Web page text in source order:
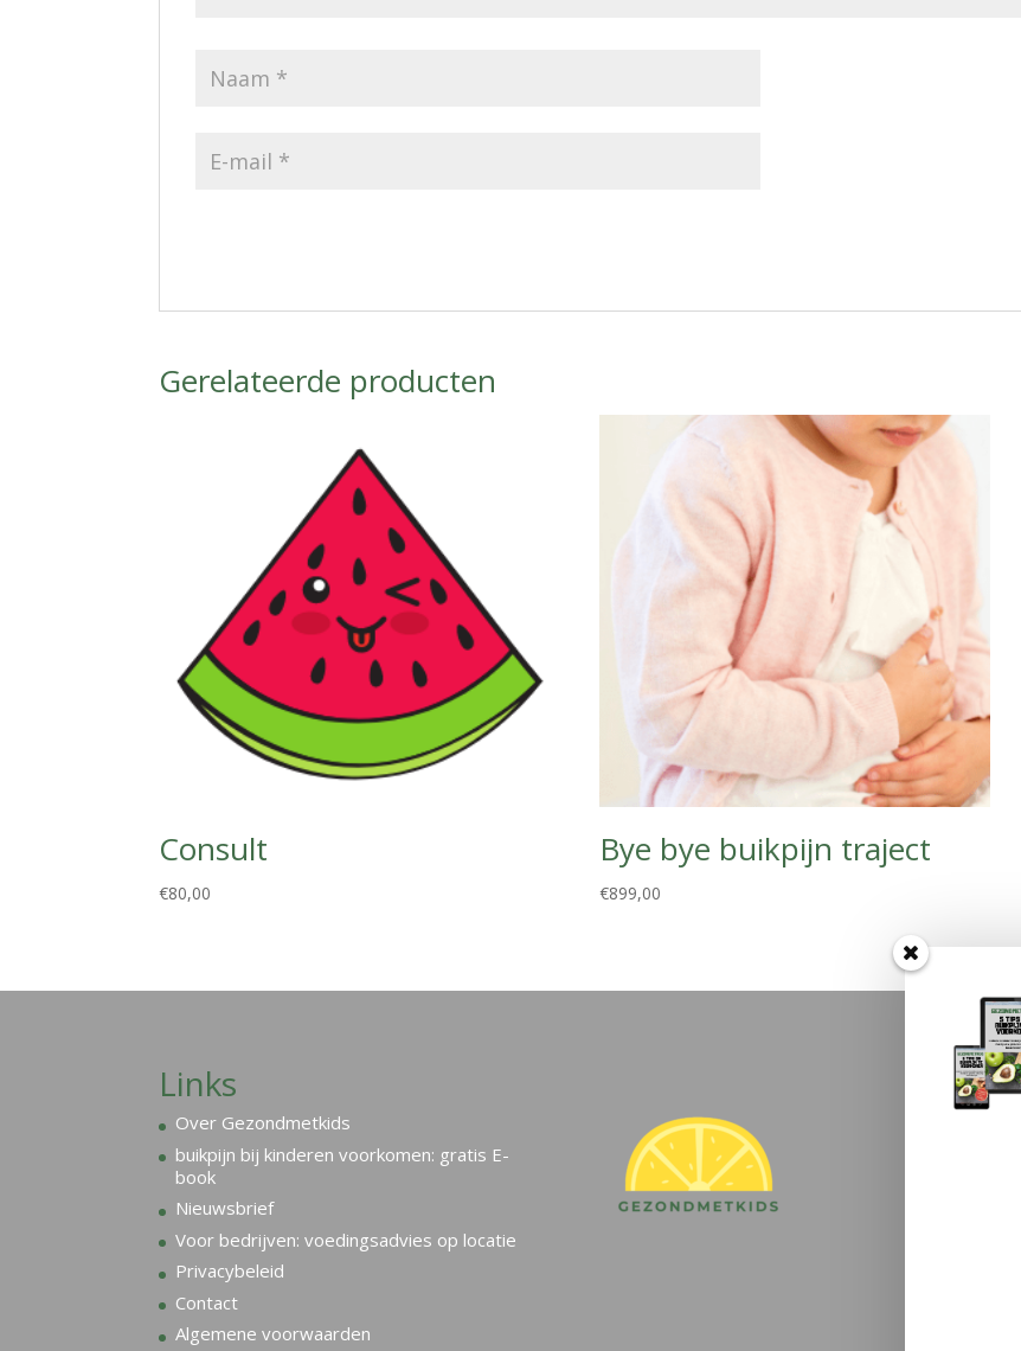
Gerelateerde producten
Consult
€80,00
Bye bye buikpijn traject
€899,00
Links
Over Gezondmetkids
buikpijn bij kinderen voorkomen: gratis E-
book
Nieuwsbrief
Voor bedrijven: voedingsadvies op locatie
Privacybeleid
Contact
Algemene voorwaarden